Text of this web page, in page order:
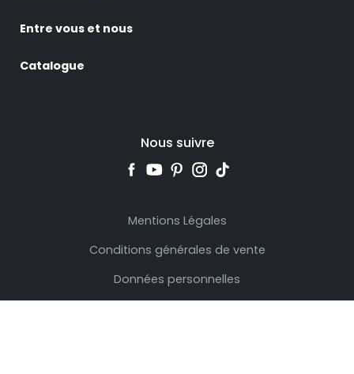
Entre vous et nous
Catalogue
Nous suivre
Mentions Légales
Conditions générales de vente
Données personnelles